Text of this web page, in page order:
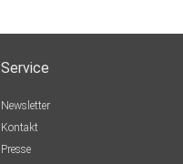
Service
Newsletter
Kontakt
Presse